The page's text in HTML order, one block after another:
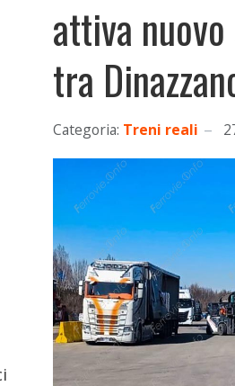
attiva
tra
Categoria: Treni reali